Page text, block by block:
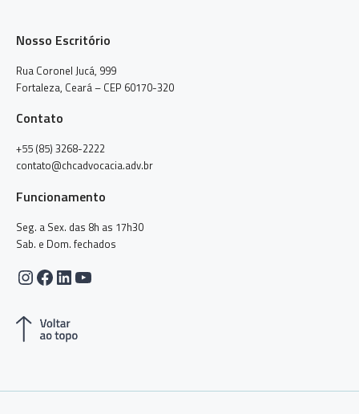
Nosso Escritório
Rua Coronel Jucá, 999
Fortaleza, Ceará – CEP 60170-320
Contato
+55 (85) 3268-2222
contato@chcadvocacia.adv.br
Funcionamento
Seg. a Sex. das 8h as 17h30
Sab. e Dom. fechados
Instagram
Facebook
LinkedIn
Youtube